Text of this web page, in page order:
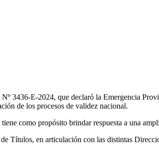
3436-E-2024, que declaró la Emergencia
de los procesos de validez nacional.
como propósito brindar respuesta a una
Títulos, en articulación con las distintas